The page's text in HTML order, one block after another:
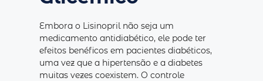
Embora o Lisinopril não seja um
medicamento antidiabético, ele pode ter
efeitos benéficos em pacientes diabéticos,
uma vez que a hipertensão e a diabetes
muitas vezes coexistem. O controle